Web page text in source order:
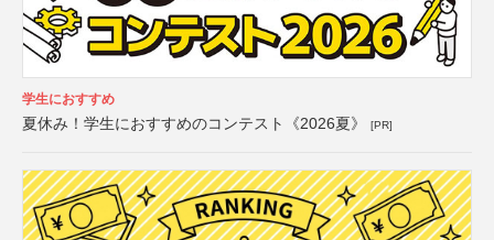
学生におすすめ
夏休み！学生におすすめのコンテスト《2026夏》 [PR]